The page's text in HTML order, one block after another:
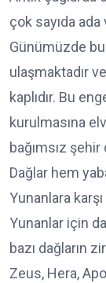
çok sayıda
Günümüzde
ulaşmaktadır
kaplıdır. Bu
kurulmasına
bağımsız
Dağlar hem
Yunanlara
Yunanlar için
bazı dağların
Zeus, Hera,